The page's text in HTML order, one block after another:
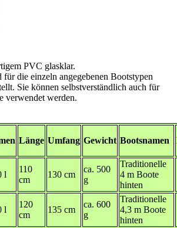
PVC glasklar.
die einzeln angegebenen Bootstypen
Sie können selbstverständlich auch für
verwendet werden.
Länge Umfang Gewicht Bootsnamen
l
110
cm
130 cm
ca. 500
g
Traditionelle
4 m Boote
hinten
l
120
cm
135 cm
ca. 600
g
Traditionelle
4,3 m Boote
hinten